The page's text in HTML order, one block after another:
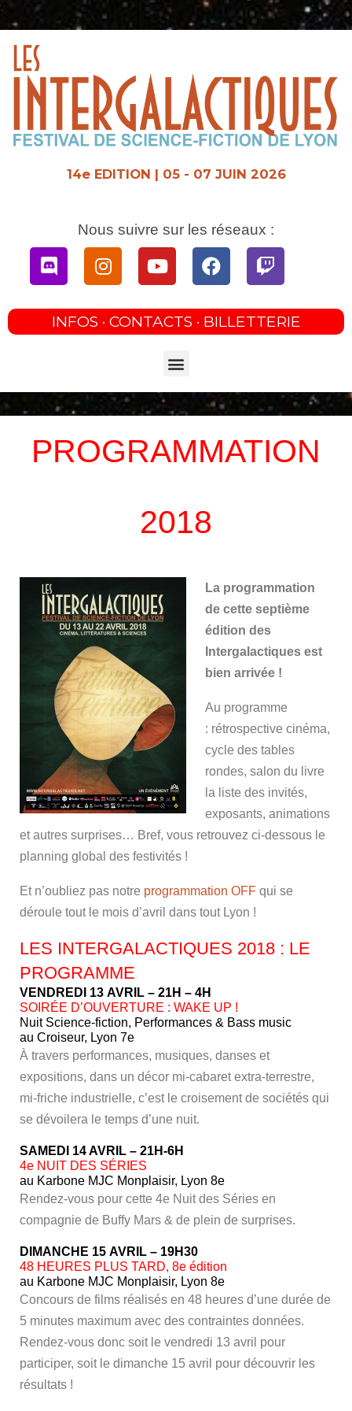
Aller
au
14e EDITION | 05 - 07 JUIN 2026
Nous suivre sur les réseaux :
DiscordInstagramYoutubeFacebookTwitch
INFOS · CONTACTS · BILLETTERIE
Menu
PROGRAMMATION
2018
La programmation
de cette septième
édition des
Intergalactiques est
bien arrivée !
Au programme
: rétrospective cinéma,
cycle des tables
rondes, salon du livre
la liste des invités,
exposants, animations
et autres surprises… Bref, vous retrouvez ci-dessous le
planning global des festivités !
Et n’oubliez pas notre programmation OFF qui se
déroule tout le mois d’avril dans tout Lyon !
LES INTERGALACTIQUES 2018 : LE
PROGRAMME
VENDREDI 13 AVRIL – 21H – 4H
SOIRÉE D’OUVERTURE : WAKE UP !
Nuit Science-fiction, Performances & Bass music
au Croiseur, Lyon 7e
À travers performances, musiques, danses et
expositions, dans un décor mi-cabaret extra-terrestre,
mi-friche industrielle, c’est le croisement de sociétés qui
se dévoilera le temps d’une nuit.
SAMEDI 14 AVRIL – 21H-6H
4e NUIT DES SÉRIES
au Karbone MJC Monplaisir, Lyon 8e
Rendez-vous pour cette 4e Nuit des Séries en
compagnie de Buffy Mars & de plein de surprises.
DIMANCHE 15 AVRIL – 19H30
48 HEURES PLUS TARD, 8e édition
au Karbone MJC Monplaisir, Lyon 8e
Concours de films réalisés en 48 heures d’une durée de
5 minutes maximum avec des contraintes données.
Rendez-vous donc soit le vendredi 13 avril pour
participer, soit le dimanche 15 avril pour découvrir les
résultats !